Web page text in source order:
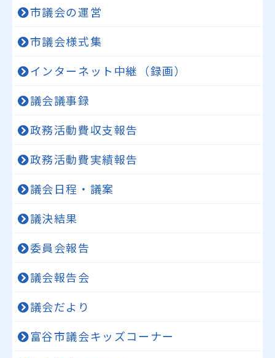
市議会の運営
市議会様式集
インターネット中継（録画）
議会議事録
政務活動費収支報告
政務活動費実績報告
議会日程・議案
議決結果
委員会報告
議会報告会
議会だより
富谷市議会キッズコーナー